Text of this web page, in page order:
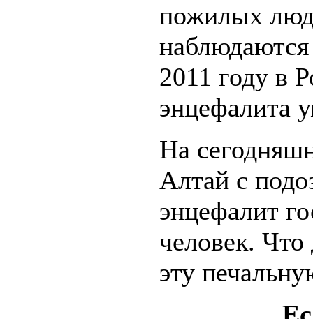
пожилых
2011 году в
энцефалита
На
Алтай с
энцефалит
человек. Что
эту